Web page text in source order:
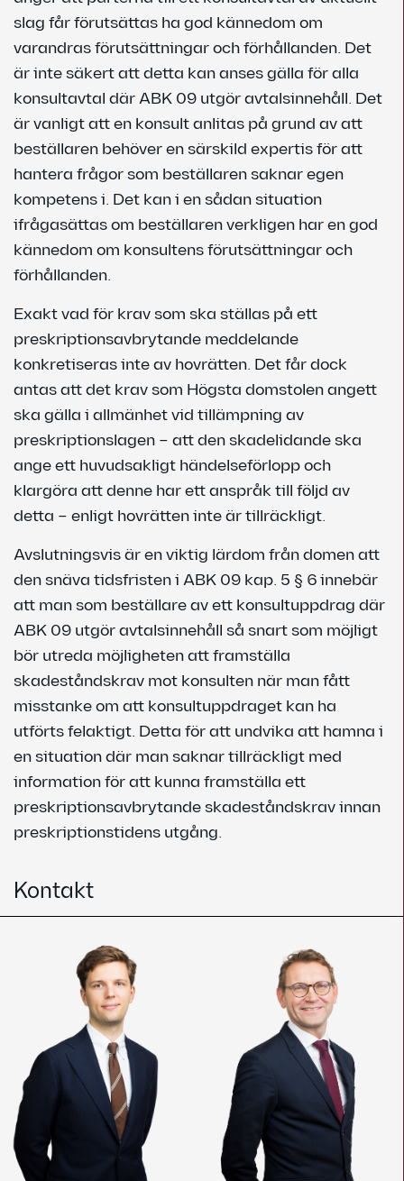
slag får förutsättas ha god kännedom om
varandras förutsättningar och förhållanden. Det
är inte säkert att detta kan anses gälla för alla
konsultavtal där ABK 09 utgör avtalsinnehåll. Det
är vanligt att en konsult anlitas på grund av att
beställaren behöver en särskild expertis för att
hantera frågor som beställaren saknar egen
kompetens i. Det kan i en sådan situation
ifrågasättas om beställaren verkligen har en god
kännedom om konsultens förutsättningar och
förhållanden.
Exakt vad för krav som ska ställas på ett
preskriptionsavbrytande meddelande
konkretiseras inte av hovrätten. Det får dock
antas att det krav som Högsta domstolen angett
ska gälla i allmänhet vid tillämpning av
preskriptionslagen – att den skadelidande ska
ange ett huvudsakligt händelseförlopp och
klargöra att denne har ett anspråk till följd av
detta – enligt hovrätten inte är tillräckligt.
Avslutningsvis är en viktig lärdom från domen att
den snäva tidsfristen i ABK 09 kap. 5 § 6 innebär
att man som beställare av ett konsultuppdrag där
ABK 09 utgör avtalsinnehåll så snart som möjligt
bör utreda möjligheten att framställa
skadeståndskrav mot konsulten när man fått
misstanke om att konsultuppdraget kan ha
utförts felaktigt. Detta för att undvika att hamna i
en situation där man saknar tillräckligt med
information för att kunna framställa ett
preskriptionsavbrytande skadeståndskrav innan
preskriptionstidens utgång.
Kontakt